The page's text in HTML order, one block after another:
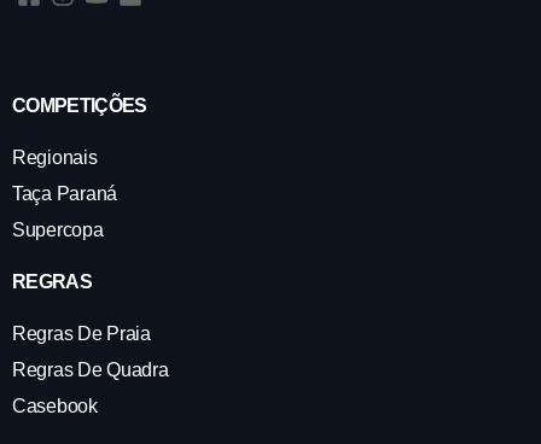
COMPETIÇÕES
Regionais
Taça Paraná
Supercopa
REGRAS
Regras De Praia
Regras De Quadra
Casebook